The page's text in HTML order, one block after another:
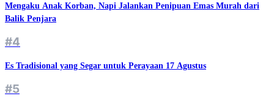
Mengaku Anak Korban, Napi Jalankan Penipuan Emas Murah dari
Balik Penjara
#4
Es Tradisional yang Segar untuk Perayaan 17 Agustus
#5